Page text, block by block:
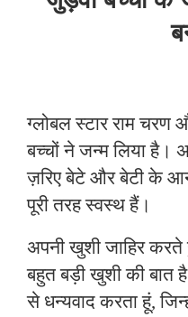
ग्लोबल स्टार राम चरण
बच्चों ने जन्म लिया है।
ज़रिए बेटे और बेटी के आने
पूरी तरह स्वस्थ हैं।
अपनी खुशी जाहिर करते
बहुत बड़ी खुशी की बात
से धन्यवाद करता हूं,